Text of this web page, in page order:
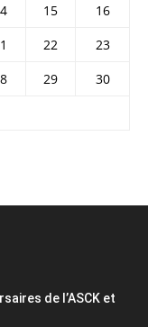
15
16
22
23
29
30
de l’ASCK et